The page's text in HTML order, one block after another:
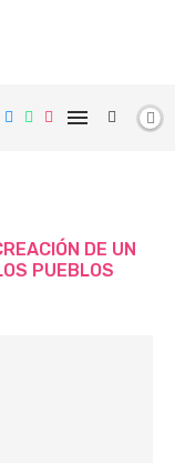
DE UN
PUEBLOS